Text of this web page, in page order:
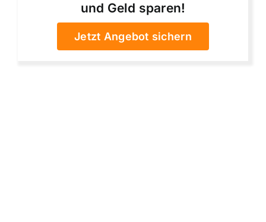
und Geld sparen!
Jetzt Angebot sichern